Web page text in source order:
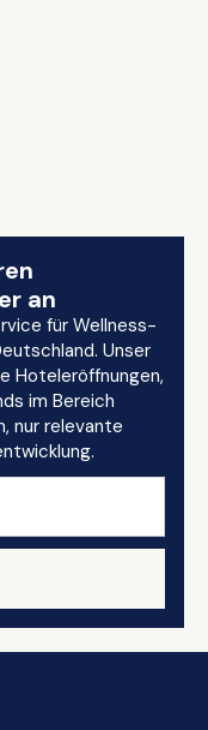
an
für Wellness-
Unser
Hoteleröffnungen,
im Bereich
nur relevante